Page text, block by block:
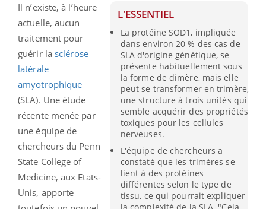
L'ESSENTIEL
La protéine SOD1, impliquée
dans environ 20 % des cas de
SLA d'origine génétique, se
présente habituellement sous
la forme de dimère, mais elle
peut se transformer en trimère,
une structure à trois unités qui
semble acquérir des propriétés
toxiques pour les cellules
nerveuses.
L'équipe de chercheurs a
constaté que les trimères se
lient à des protéines
différentes selon le type de
tissu, ce qui pourrait expliquer
Il n’existe, à l’heure
actuelle, aucun
traitement pour
guérir la sclérose
latérale
amyotrophique
(SLA). Une étude
récente menée par
une équipe de
chercheurs du Penn
State College of
Medicine, aux Etats-
Unis, apporte